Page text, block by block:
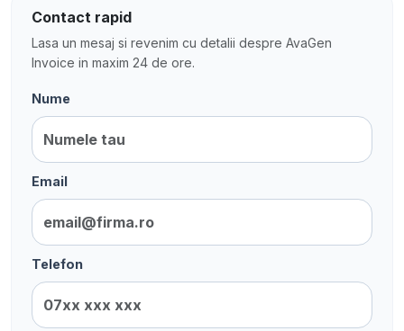
Contact rapid
Lasa un mesaj si revenim cu detalii despre AvaGen
Invoice in maxim 24 de ore.
Nume
Email
Telefon